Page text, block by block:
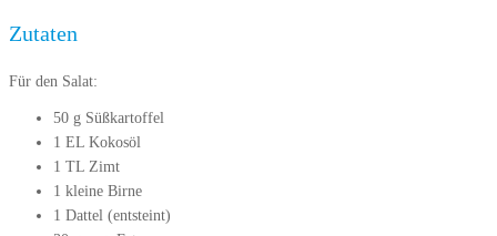
Zutaten
Für den Salat:
50 g Süßkartoffel
1 EL Kokosöl
1 TL Zimt
1 kleine Birne
1 Dattel (entsteint)